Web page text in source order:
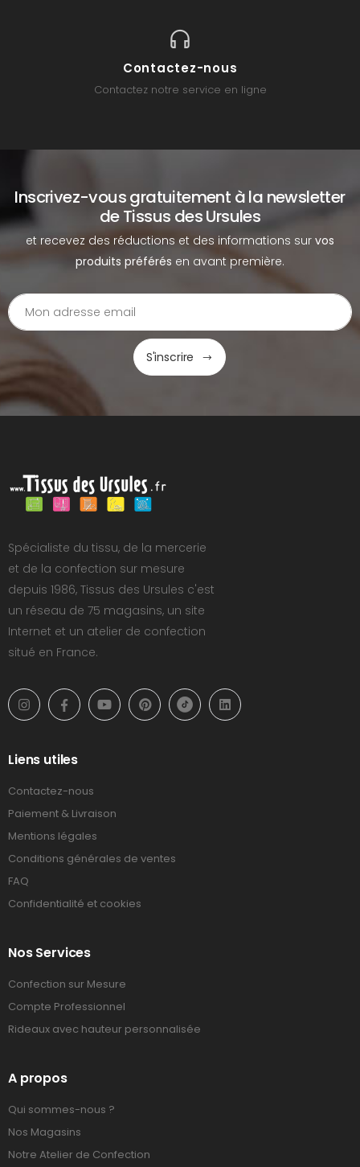
Contactez-nous
Contactez notre service en ligne
Inscrivez-vous gratuitement à la newsletter
de Tissus des Ursules
et recevez des réductions et des informations sur vos
produits préférés en avant première.
S'inscrire
Spécialiste du tissu, de la mercerie
et de la confection sur mesure
depuis 1986, Tissus des Ursules c'est
un réseau de 75 magasins, un site
Internet et un atelier de confection
situé en France.
Liens utiles
Contactez-nous
Paiement & Livraison
Mentions légales
Conditions générales de ventes
FAQ
Confidentialité et cookies
Nos Services
Confection sur Mesure
Compte Professionnel
Rideaux avec hauteur personnalisée
A propos
Qui sommes-nous ?
Nos Magasins
Notre Atelier de Confection